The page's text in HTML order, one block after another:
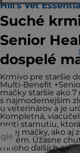
Hill's Vet
Suché
Senior
dospelé
Krmivo pre staršie
Multi-Benefit
mačky staršie ako
s najmodernejším
u veterinárov a je
Kompletná,
proti starnutiu,
vašej mačky, ako
systém. Úžasne
mnoho ďalších